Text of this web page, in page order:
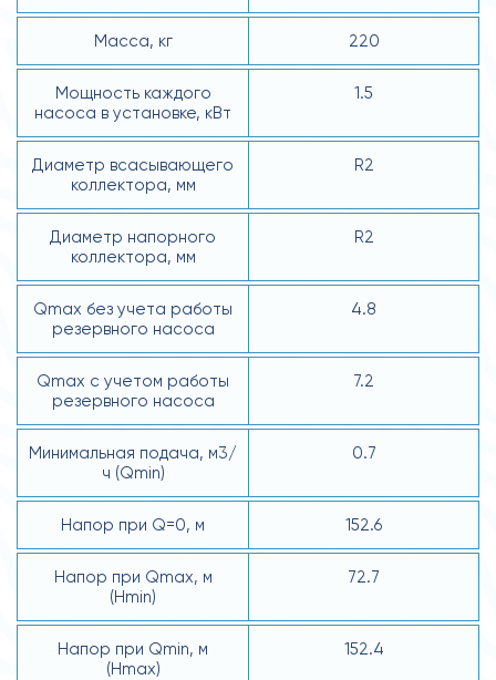
Масса, кг 220
Мощность каждого
насоса в установке, кВт
1.5
Диаметр всасывающего
коллектора, мм
R2
Диаметр напорного
коллектора, мм
R2
Qmax без учета работы
резервного насоса
4.8
Qmax с учетом работы
резервного насоса
7.2
Минимальная подача, м3/
ч (Qmin)
0.7
Напор при Q=0, м 152.6
Напор при Qmax, м
(Hmin)
72.7
Напор при Qmin, м
(Hmax)
152.4